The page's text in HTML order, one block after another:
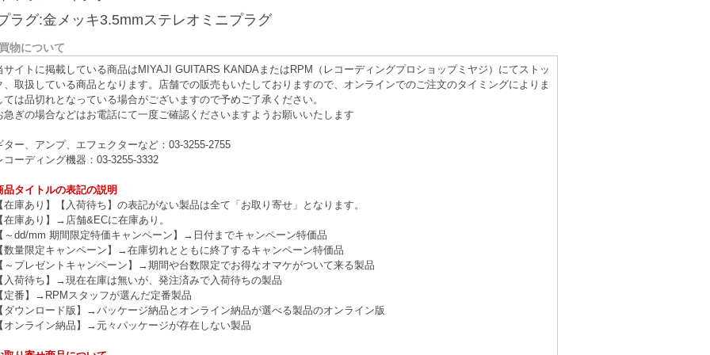
ラグ:金メッキ3.5mmステレオミニプラグ
物について
サイトに掲載している商品はMIYAJI GUITARS KANDAまたはRPM（レコーディングプロショップミヤジ）にてストッ
、取扱している商品となります。店舗での販売もいたしておりますので、オンラインでのご注文のタイミングによりま
ては品切れとなっている場合がございますので予めご了承ください。
急ぎの場合などはお電話にて一度ご確認くださいますようお願いいたします
ター、アンプ、エフェクターなど：03-3255-2755
コーディング機器：03-3255-3332
品タイトルの表記の説明
在庫あり】【入荷待ち】の表記がない製品は全て「お取り寄せ」となります。
在庫あり】→店舗&ECに在庫あり。
～dd/mm 期間限定特価キャンペーン】→日付までキャンペーン特価品
数量限定キャンペーン】→在庫切れとともに終了するキャンペーン特価品
～プレゼントキャンペーン】→期間や台数限定でお得なオマケがついて来る製品
入荷待ち】→現在在庫は無いが、発注済みで入荷待ちの製品
定番】→RPMスタッフが選んだ定番製品
ダウンロード版】→パッケージ納品とオンライン納品が選べる製品のオンライン版
オンライン納品】→元々パッケージが存在しない製品